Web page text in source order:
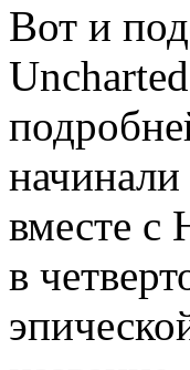
Вот и
вместе с
в